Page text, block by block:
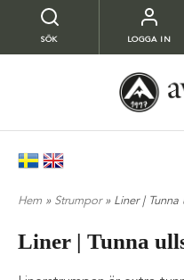
SÖK LOGGA IN
Hem » Strumpor » Liner |
Liner | Tunna